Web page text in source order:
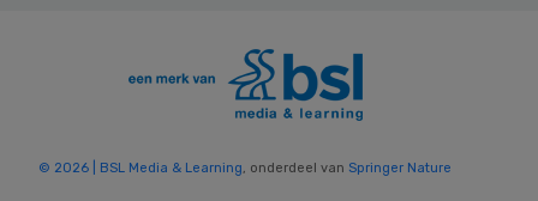
© 2026 | BSL Media & Learning, onderdeel van Springer Nature